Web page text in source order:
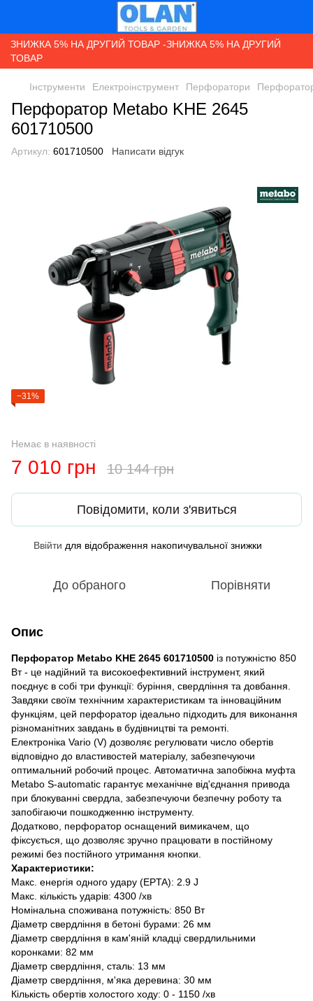
ЗНИЖКА 5% НА ДРУГИЙ ТОВАР -ЗНИЖКА 5% НА ДРУГИЙ
ТОВАР
Інструменти Електроінструмент Перфоратори
Перфоратор Metabo KHE 2645
601710500
Артикул: 601710500 Написати відгук
−31%
Немає в наявності
7 010 грн 10 144 грн
Повідомити, коли з'явиться
Ввійти для відображення накопичувальної знижки
До обраного Порівняти
Опис
Перфоратор Metabo KHE 2645 601710500 із потужністю 850
Вт - це надійний та високоефективний інструмент, який
поєднує в собі три функції: буріння, свердління та довбання.
Завдяки своїм технічним характеристикам та інноваційним
функціям, цей перфоратор ідеально підходить для виконання
різноманітних завдань в будівництві та ремонті.
Електроніка Vario (V) дозволяє регулювати число обертів
відповідно до властивостей матеріалу, забезпечуючи
оптимальний робочий процес. Автоматична запобіжна муфта
Metabo S-automatic гарантує механічне від'єднання привода
при блокуванні свердла, забезпечуючи безпечну роботу та
запобігаючи пошкодженню інструменту.
Додатково, перфоратор оснащений вимикачем, що
фіксується, що дозволяє зручно працювати в постійному
режимі без постійного утримання кнопки.
Характеристики:
Макс. енергія одного удару (EPTA): 2.9 J
Макс. кількість ударів: 4300 /хв
Номінальна споживана потужність: 850 Вт
Діаметр свердління в бетоні бурами: 26 мм
Діаметр свердління в кам'яній кладці свердлильними
коронками: 82 мм
Діаметр свердління, сталь: 13 мм
Діаметр свердління, м'яка деревина: 30 мм
Кількість обертів холостого ходу: 0 - 1150 /хв